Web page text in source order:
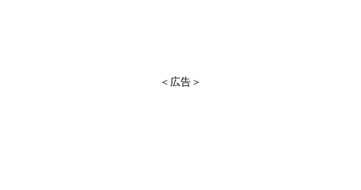
＜広告＞